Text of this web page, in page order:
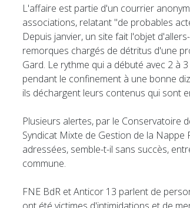
L'affaire est partie d'un courrier
associations, relatant "de probables
Depuis janvier, un site fait l'objet
remorques chargés de détritus d'une
Gard. Le rythme qui a débuté avec 2 à
pendant le confinement à une bonne
ils déchargent leurs contenus qui sont
Plusieurs alertes, par le Conservatoire
Syndicat Mixte de Gestion de la Nappe
adressées, semble-t-il sans succès,
commune.
FNE BdR et Anticor 13 parlent de